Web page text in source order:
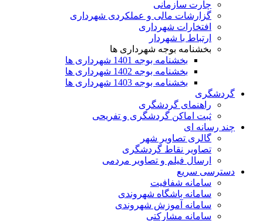
چارت سازمانی
گزارشات مالی و عملکردی شهرداری
افتخارات شهرداری
ارتباط با شهردار
بخشنامه بوجه شهرداری ها
بخشنامه بوجه 1401 شهرداری ها
بخشنامه بوجه 1402 شهرداری ها
بخشنامه بوجه 1403 شهرداری ها
گردشگری
راهنمای گردشگری
ثبت اماکن گردشگری و تفریحی
چند رسانه ای
گالری تصاویر شهر
تصاویر نقاط گردشگری
ارسال فیلم و تصاویر مردمی
دسترسی سریع
سامانه شفافیت
سامانه باشگاه شهروندی
سامانه آموزش شهروندی
سامانه مشارکتی